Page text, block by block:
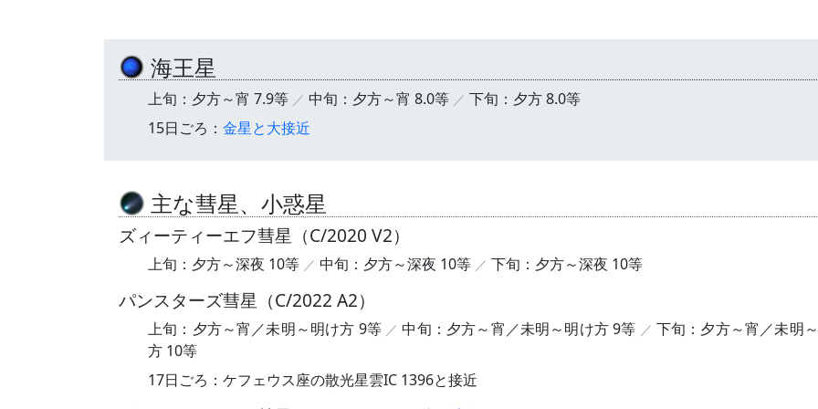
海王星
上旬：夕方～宵 7.9等 中旬：夕方～宵 8.0等
下旬：夕方 8.0等
15日ごろ： 金星と大接近
主な彗星、小惑星
ズィーティーエフ彗星（C/2020 V2）
上旬：夕方～深夜 10等 中旬：夕方～深夜 10等 下旬：夕方～深夜 10等
パンスターズ彗星（C/2022 A2）
上旬：夕方～宵／未明～明け方 9等 中旬：夕方～宵／未明～明け方 9等
下旬：夕方～宵／未明
方 10等
17日ごろ：ケフェウス座の散光星雲IC 1396と接近